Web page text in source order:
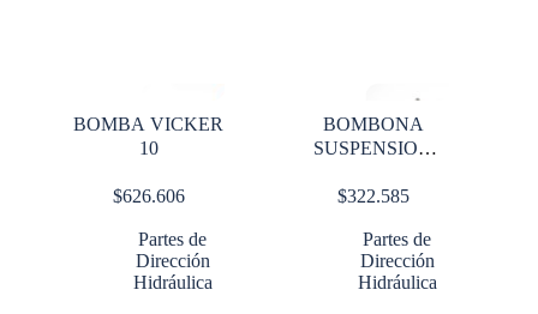
BOMBA VICKER
10
$626.606
Partes de
Dirección
Hidráulica
BOMBONA
SUSPENSION
PLATINA LADO
$322.585
Partes de
Dirección
Hidráulica